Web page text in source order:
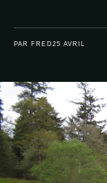
PAR FRED 25 AVRIL